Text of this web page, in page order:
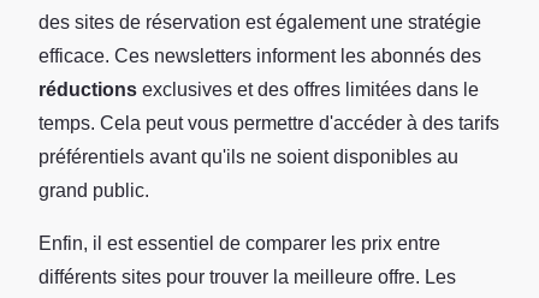
des sites de réservation est également une stratégie
efficace. Ces newsletters informent les abonnés des
réductions exclusives et des offres limitées dans le
temps. Cela peut vous permettre d'accéder à des tarifs
préférentiels avant qu'ils ne soient disponibles au
grand public.
Enfin, il est essentiel de comparer les prix entre
différents sites pour trouver la meilleure offre. Les